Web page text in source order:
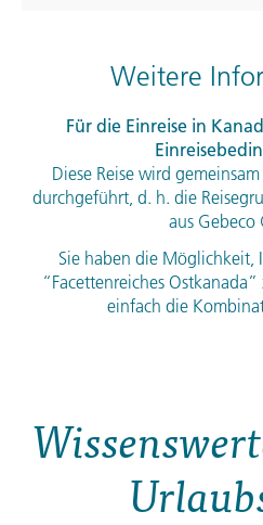
Weitere
Für die Einreise in
Diese Reise wird
durchgeführt, d. h. die
aus Gebeco
Sie haben die Möglichkeit,
“Facettenreiches
einfach die